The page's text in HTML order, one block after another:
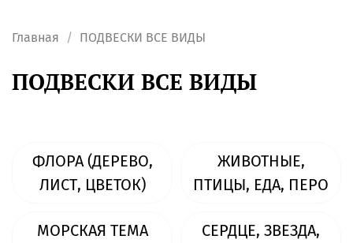
Главная ПОДВЕСКИ ВСЕ ВИДЫ
ПОДВЕСКИ ВСЕ ВИДЫ
ФЛОРА (ДЕРЕВО,
ЛИСТ, ЦВЕТОК)
ЖИВОТНЫЕ,
ПТИЦЫ, ЕДА, ПЕРО
МОРСКАЯ ТЕМА
СЕРДЦЕ, ЗВЕЗДА,